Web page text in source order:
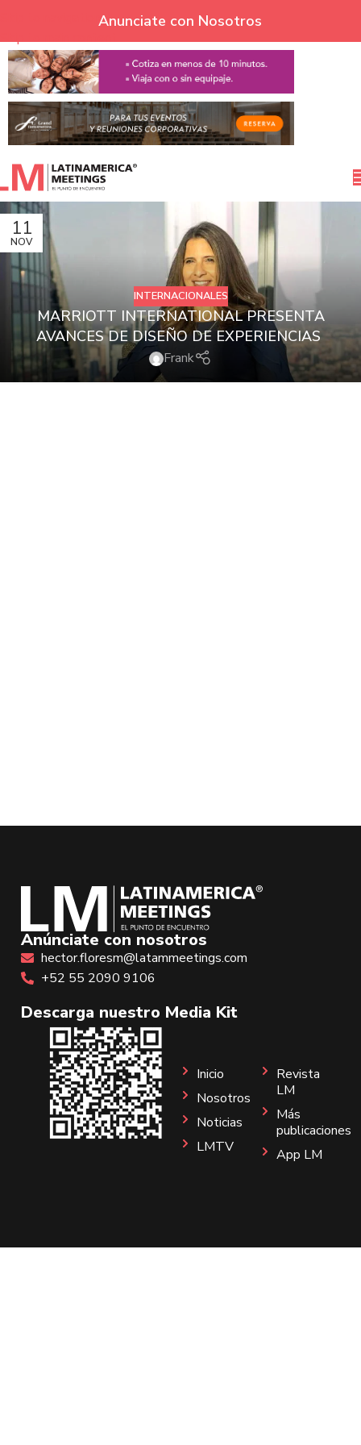
Skip to navigation
Skip to main content
Anunciate con Nosotros
11
NOV
INTERNACIONALES
MARRIOTT INTERNATIONAL PRESENTA
AVANCES DE DISEÑO DE EXPERIENCIAS
Frank
Anúnciate con nosotros
hector.floresm@latammeetings.com
+52 55 2090 9106
Descarga nuestro Media Kit
Inicio
Nosotros
Noticias
LMTV
Revista
LM
Más
publicaciones
App LM